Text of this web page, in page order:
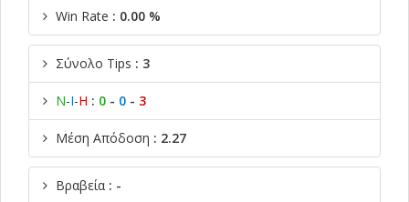
Win Rate : 0.00 %
Σύνολο Tips : 3
Ν-Ι-Η : 0 - 0 - 3
Μέση Απόδοση : 2.27
Βραβεία : -